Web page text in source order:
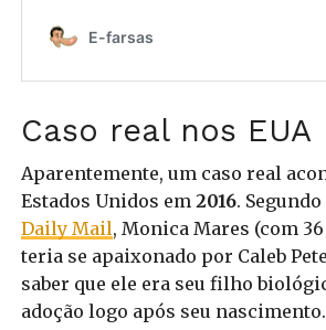
Caso real nos EUA
Aparentemente, um caso real
Estados Unidos em 2016.
Daily Mail, Monica Mares (com
teria se apaixonado por Caleb
saber que ele era seu filho
adoção logo após seu